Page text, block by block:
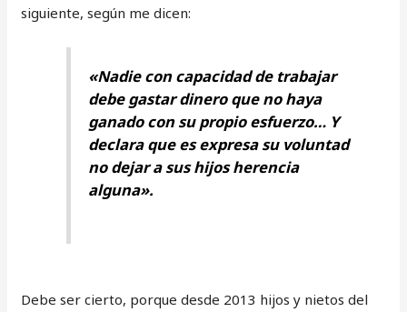
siguiente, según me dicen:
«Nadie con capacidad de trabajar
debe gastar dinero que no haya
ganado con su propio esfuerzo… Y
declara que es expresa su voluntad
no dejar a sus hijos herencia
alguna».
Debe ser cierto, porque desde 2013 hijos y nietos del